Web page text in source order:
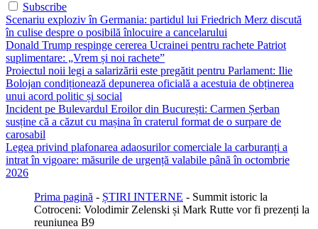
Subscribe
Scenariu exploziv în Germania: partidul lui Friedrich Merz discută
în culise despre o posibilă înlocuire a cancelarului
Donald Trump respinge cererea Ucrainei pentru rachete Patriot
suplimentare: „Vrem și noi rachete”
Proiectul noii legi a salarizării este pregătit pentru Parlament: Ilie
Bolojan condiționează depunerea oficială a acestuia de obținerea
unui acord politic și social
Incident pe Bulevardul Eroilor din București: Carmen Șerban
susține că a căzut cu mașina în craterul format de o surpare de
carosabil
Legea privind plafonarea adaosurilor comerciale la carburanți a
intrat în vigoare: măsurile de urgență valabile până în octombrie
2026
Prima pagină - ȘTIRI INTERNE - Summit istoric la
Cotroceni: Volodimir Zelenski și Mark Rutte vor fi prezenți la
reuniunea B9